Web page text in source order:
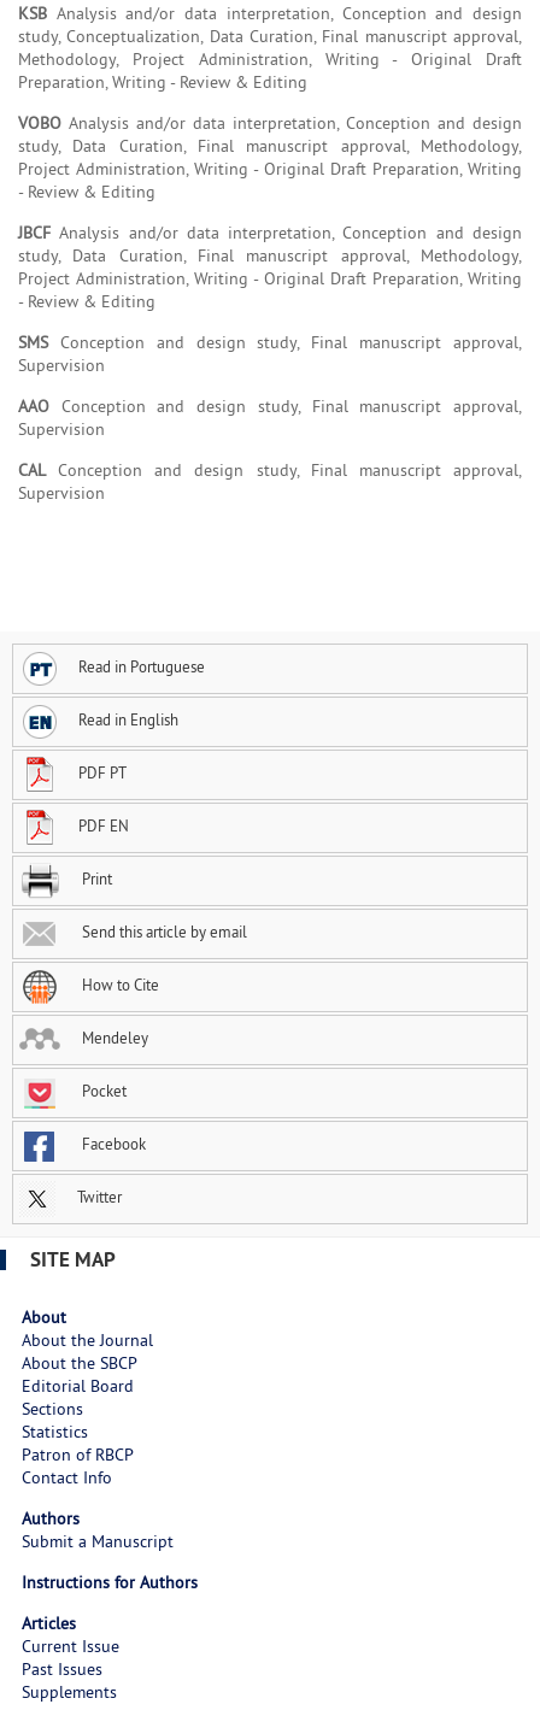
KSB Analysis and/or data interpretation, Conception and design
study, Conceptualization, Data Curation, Final manuscript approval,
Methodology, Project Administration, Writing - Original Draft
Preparation, Writing - Review & Editing
VOBO Analysis and/or data interpretation, Conception and design
study, Data Curation, Final manuscript approval, Methodology,
Project Administration, Writing - Original Draft Preparation, Writing
- Review & Editing
JBCF Analysis and/or data interpretation, Conception and design
study, Data Curation, Final manuscript approval, Methodology,
Project Administration, Writing - Original Draft Preparation, Writing
- Review & Editing
SMSConception and design study, Final manuscript approval,
Supervision
AAO Conception and design study, Final manuscript approval,
Supervision
CALConception and design study, Final manuscript approval,
Supervision
Read in Portuguese
Read in English
PDF PT
PDF EN
Print
Send this article by email
How to Cite
Mendeley
Pocket
Facebook
Twitter
SITE MAP
About
About the Journal
About the SBCP
Editorial Board
Sections
Statistics
Patron of RBCP
Contact Info
Authors
Submit a Manuscript
Instructions for Authors
Articles
Current Issue
Past Issues
Supplements